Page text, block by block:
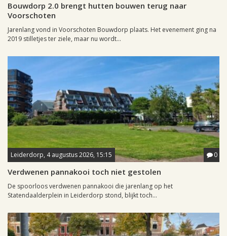
Bouwdorp 2.0 brengt hutten bouwen terug naar
Voorschoten
Jarenlang vond in Voorschoten Bouwdorp plaats. Het evenement ging na
2019 stilletjes ter ziele, maar nu wordt...
Leiderdorp, 4 augustus 2026, 15:15 0
Verdwenen pannakooi toch niet gestolen
De spoorloos verdwenen pannakooi die jarenlang op het
Statendaalderplein in Leiderdorp stond, blijkt toch...